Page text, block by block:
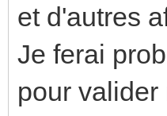
et d'autres
Je ferai
pour